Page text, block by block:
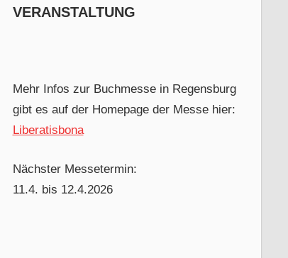
VERANSTALTUNG
Mehr Infos zur Buchmesse in Regensburg
gibt es auf der Homepage der Messe hier:
Liberatisbona
Nächster Messetermin:
11.4. bis 12.4.2026